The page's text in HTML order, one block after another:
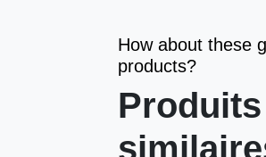
How about these
products?
Produits